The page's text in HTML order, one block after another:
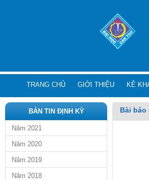
TRANG CHỦ GIỚI THIỆU KÊ
BẢN TIN ĐỊNH KỲ
Năm 2021
Năm 2020
Năm 2019
Năm 2018
Bài báo